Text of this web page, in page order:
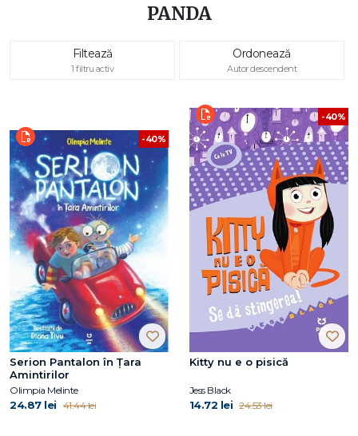
PANDA
Filtează
1 filtru activ
Ordonează
Autor descendent
-40%
Serion Pantalon în Țara
Amintirilor
Olimpia Melinte
24.87 lei 41.44 lei
-40%
Kitty nu e o pisică
Jess Black
14.72 lei 24.53 lei